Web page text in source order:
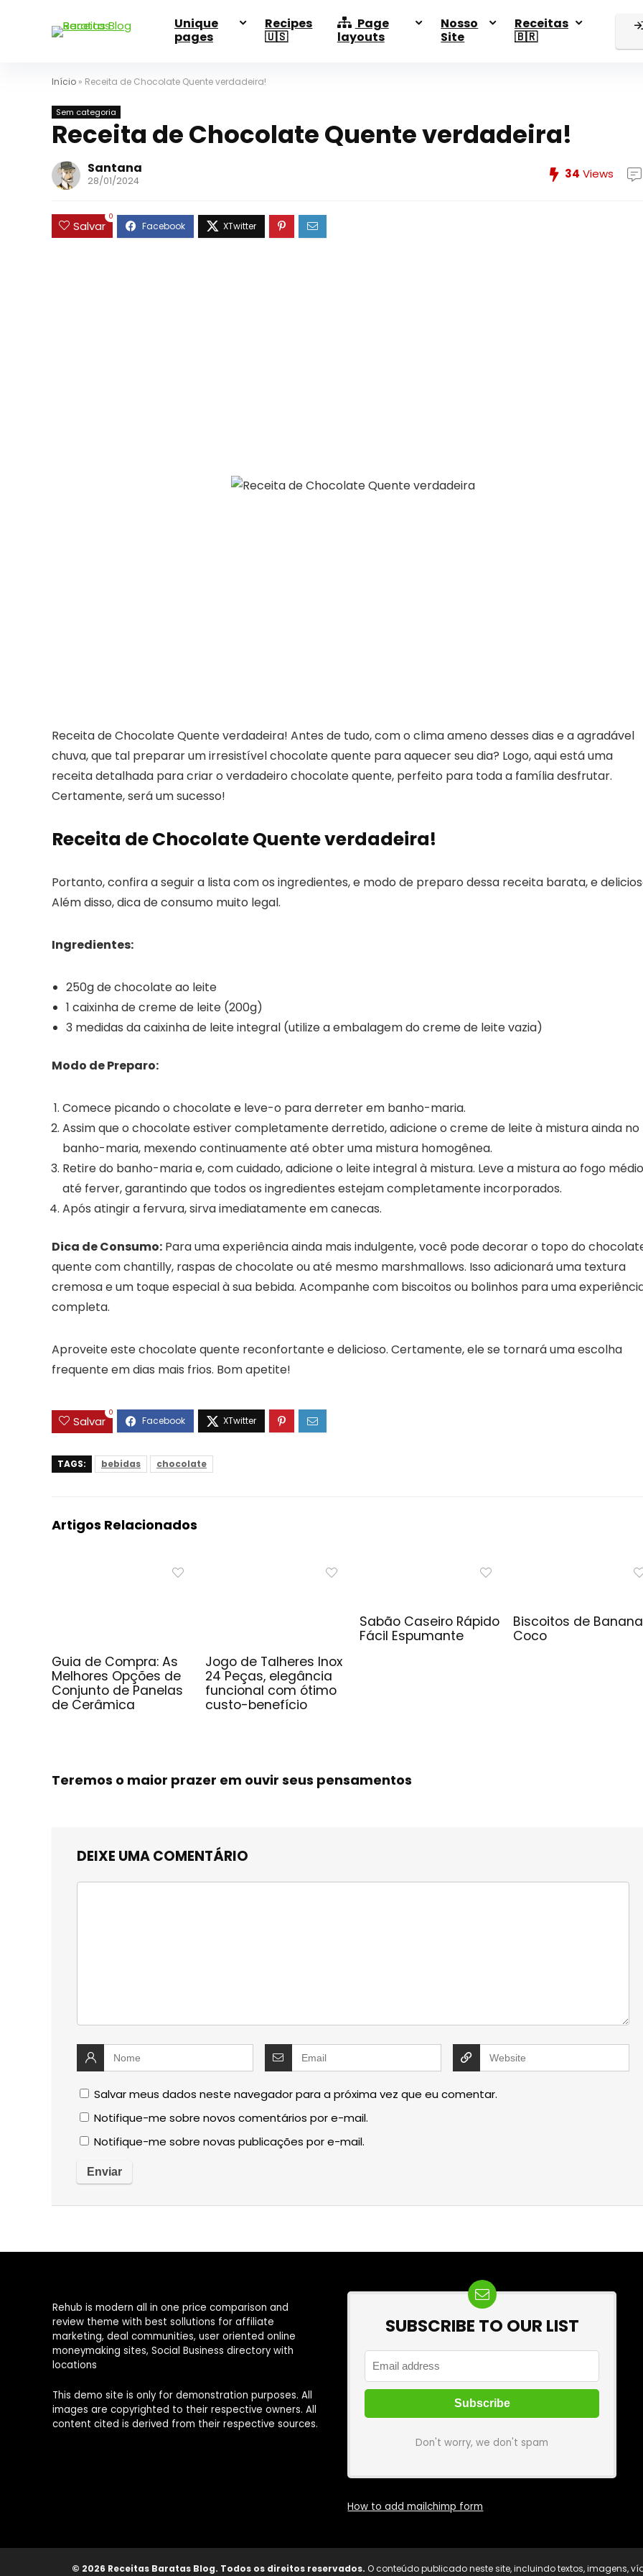
Unique
pages
Recipes
🇺🇸
Page
layouts
Nosso
Site
Receitas
🇧🇷
Início » Receita de Chocolate Quente verdadeira!
Sem categoria
Receita de Chocolate Quente verdadeira!
Santana
28/01/2024 34 Views
Salvar
0
Receita de Chocolate Quente verdadeira! Antes de tudo, com o clima ameno desses dias e a agradável
chuva, que tal preparar um irresistível chocolate quente para aquecer seu dia? Logo, aqui está uma
receita detalhada para criar o verdadeiro chocolate quente, perfeito para toda a família desfrutar.
Certamente, será um sucesso!
Receita de Chocolate Quente verdadeira!
Portanto, confira a seguir a lista com os ingredientes, e modo de preparo dessa receita barata, e
Além disso, dica de consumo muito legal.
Ingredientes:
250g de chocolate ao leite
1 caixinha de creme de leite (200g)
3 medidas da caixinha de leite integral (utilize a embalagem do creme de leite vazia)
Modo de Preparo:
Comece picando o chocolate e leve-o para derreter em banho-maria.
Assim que o chocolate estiver completamente derretido, adicione o creme de leite à mistura ainda no
banho-maria, mexendo continuamente até obter uma mistura homogênea.
Retire do banho-maria e, com cuidado, adicione o leite integral à mistura. Leve a mistura ao fogo médio
até ferver, garantindo que todos os ingredientes estejam completamente incorporados.
Após atingir a fervura, sirva imediatamente em canecas.
Dica de Consumo: Para uma experiência ainda mais indulgente, você pode decorar o topo do
quente com chantilly, raspas de chocolate ou até mesmo marshmallows. Isso adicionará uma textura
cremosa e um toque especial à sua bebida. Acompanhe com biscoitos ou bolinhos para uma
completa.
Aproveite este chocolate quente reconfortante e delicioso. Certamente, ele se tornará uma escolha
frequente em dias mais frios. Bom apetite!
Salvar
0
TAGS: bebidas chocolate
Artigos Relacionados
Guia de Compra: As
Melhores Opções de
Conjunto de Panelas
de Cerâmica
Jogo de Talheres Inox
24 Peças, elegância
funcional com ótimo
custo-benefício
Sabão Caseiro Rápido
Fácil Espumante
Biscoitos de
Coco
Teremos o maior prazer em ouvir seus pensamentos
DEIXE UMA COMENTÁRIO
Salvar meus dados neste navegador para a próxima vez que eu comentar.
Notifique-me sobre novos comentários por e-mail.
Notifique-me sobre novas publicações por e-mail.
Rehub is modern all in one price comparison and
review theme with best sollutions for affiliate
marketing, deal communities, user oriented online
moneymaking sites, Social Business directory with
locations
This demo site is only for demonstration purposes. All
images are copyrighted to their respective owners. All
content cited is derived from their respective sources.
SUBSCRIBE TO OUR LIST
Don't worry, we don't spam
How to add mailchimp form
© 2026 Receitas Baratas Blog. Todos os direitos reservados. O conteúdo publicado neste site, incluindo textos, imagens,